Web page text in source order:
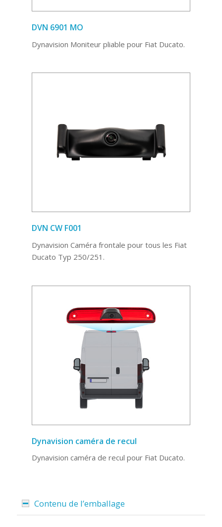
DVN 6901 MO
Dynavision Moniteur pliable pour Fiat Ducato.
DVN CW F001
Dynavision Caméra frontale pour tous les Fiat
Ducato Typ 250/251.
Dynavision caméra de recul
Dynavision caméra de recul pour Fiat Ducato.
Contenu de l’emballage